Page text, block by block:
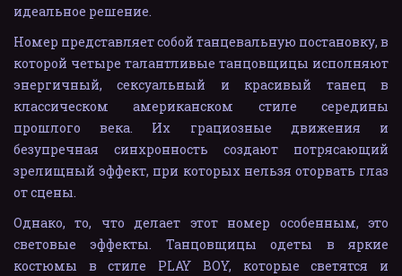
идеальное решение.
Номер представляет собой танцевальную постановку, в
которой четыре талантливые танцовщицы исполняют
энергичный, сексуальный и красивый танец в
классическом американском стиле середины
прошлого века. Их грациозные движения и
безупречная синхронность создают потрясающий
зрелищный эффект, при которых нельзя оторвать глаз
от сцены.
Однако, то, что делает этот номер особенным, это
световые эффекты. Танцовщицы одеты в яркие
костюмы в стиле PLAY BOY, которые светятся и